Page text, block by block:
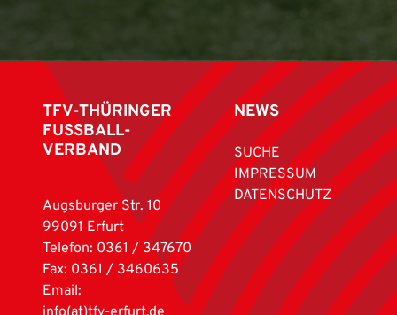
TFV-THÜRINGER
FUSSBALL-
VERBAND
Augsburger Str. 10
99091 Erfurt
Telefon: 0361 / 347670
Fax: 0361 / 3460635
Email:
NEWS
SUCHE
IMPRESSUM
DATENSCHUTZ